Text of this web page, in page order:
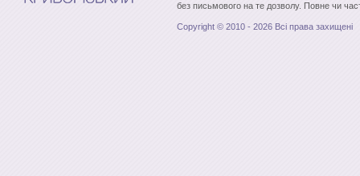
без письмового на те дозволу. Повне чи
Copyright © 2010 - 2026 Всі права захищені